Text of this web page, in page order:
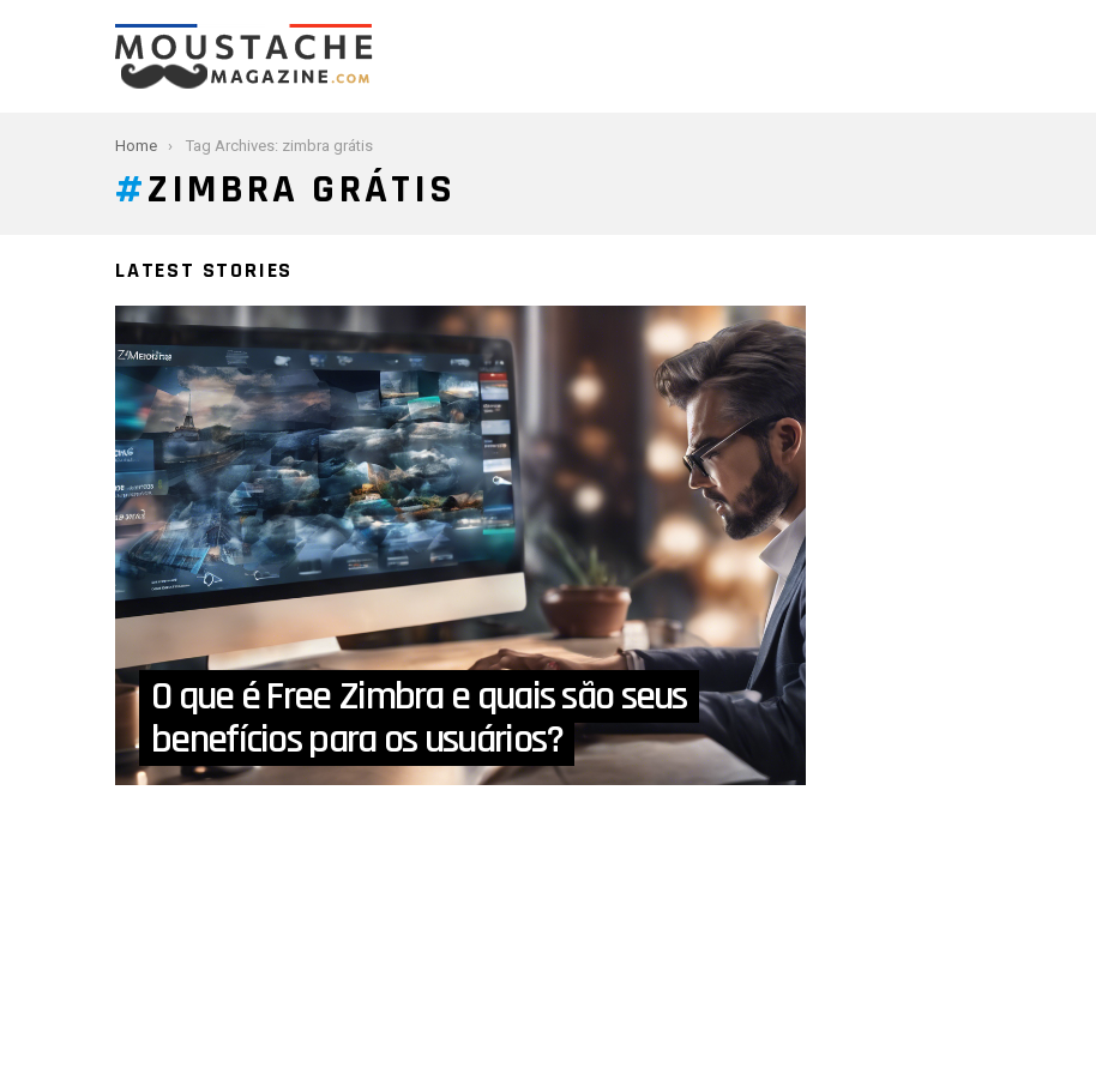
You are here:
Home Tag Archives: zimbra grátis
ZIMBRA GRÁTIS
LATEST STORIES
O que é Free Zimbra e quais são seus
benefícios para os usuários?